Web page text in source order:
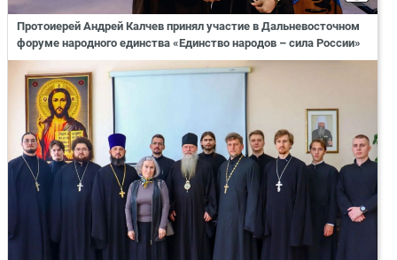
Протоиерей Андрей Калчев принял участие в Дальневосточном
форуме народного единства «Единство народов – сила России»